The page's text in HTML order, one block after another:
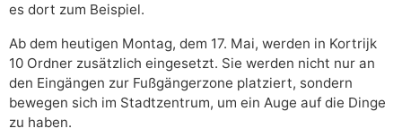
es dort zum Beispiel.
Ab dem heutigen Montag, dem 17. Mai, werden in Kortrijk
10 Ordner zusätzlich eingesetzt. Sie werden nicht nur an
den Eingängen zur Fußgängerzone platziert, sondern
bewegen sich im Stadtzentrum, um ein Auge auf die Dinge
zu haben.